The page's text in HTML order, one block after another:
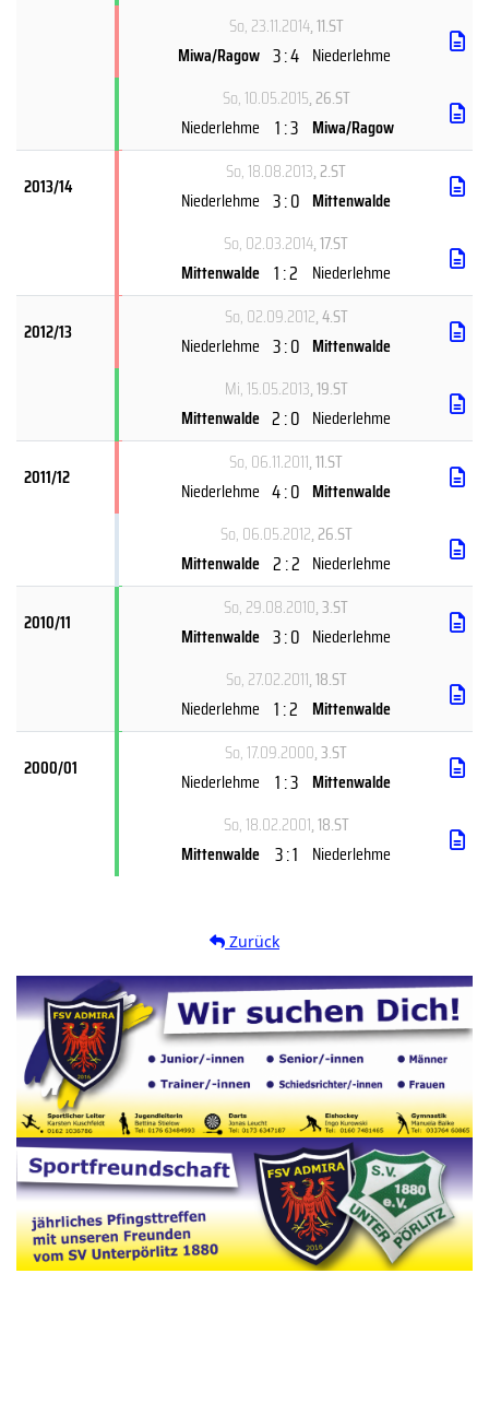
So, 23.11.2014, 11.ST
Miwa/Ragow 3 : 4 Niederlehme
So, 10.05.2015, 26.ST
Niederlehme 1 : 3 Miwa/Ragow
2013/14
So, 18.08.2013, 2.ST
Niederlehme 3 : 0 Mittenwalde
So, 02.03.2014, 17.ST
Mittenwalde 1 : 2 Niederlehme
2012/13
So, 02.09.2012, 4.ST
Niederlehme 3 : 0 Mittenwalde
Mi, 15.05.2013, 19.ST
Mittenwalde 2 : 0 Niederlehme
2011/12
So, 06.11.2011, 11.ST
Niederlehme 4 : 0 Mittenwalde
So, 06.05.2012, 26.ST
Mittenwalde 2 : 2 Niederlehme
2010/11
So, 29.08.2010, 3.ST
Mittenwalde 3 : 0 Niederlehme
So, 27.02.2011, 18.ST
Niederlehme 1 : 2 Mittenwalde
2000/01
So, 17.09.2000, 3.ST
Niederlehme 1 : 3 Mittenwalde
So, 18.02.2001, 18.ST
Mittenwalde 3 : 1 Niederlehme
Zurück